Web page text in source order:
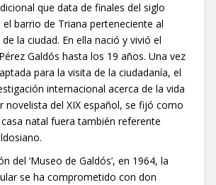
que data de finales del siglo
el barrio de Triana perteneciente al
la ciudad. En ella nació y vivió el
Galdós hasta los 19 años. Una vez
para la visita de la ciudadanía, el
internacional acerca de la vida
novelista del XIX español, se fijó como
natal fuera también referente
del ‘Museo de Galdós’, en 1964, la
se ha comprometido con don